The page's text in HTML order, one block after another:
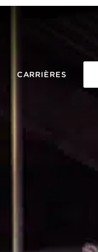
CARRIÈRES